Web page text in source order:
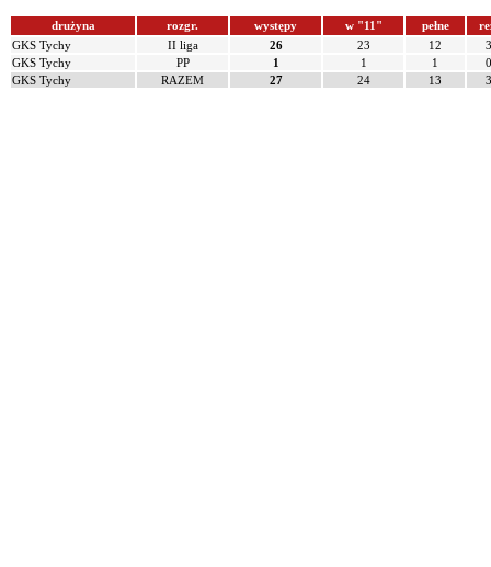
drużyna rozgr. występy w "11" pełne
GKS Tychy
II liga 26 23 12
3
GKS Tychy
PP 1 1 1
0
GKS Tychy
RAZEM 27 24 13 3